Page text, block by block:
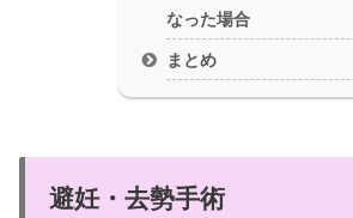
なった場合
まとめ
避妊・去勢手術